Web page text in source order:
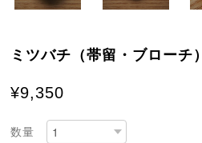
ミツバチ（帯留・ブローチ）
¥9,350
数量